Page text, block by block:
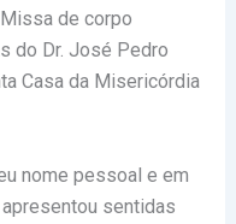
de corpo
do Dr. José Pedro
Casa da Misericórdia
nome pessoal e em
sentidas